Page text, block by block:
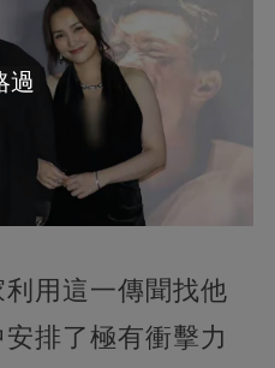
用這一傳聞找他
排了極有衝擊力
過